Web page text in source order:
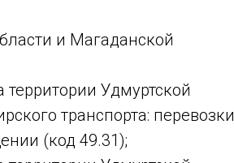
и Магаданской
Удмуртской
транспорта: перевозки
(код 49.31);